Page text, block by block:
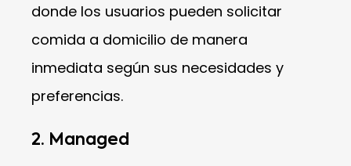
donde los usuarios pueden solicitar
comida a domicilio de manera
inmediata según sus necesidades y
preferencias.
2. Managed